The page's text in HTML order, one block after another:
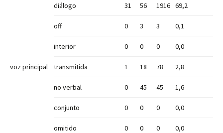
voz principal
diálogo 31 56 1916 69,2
off 0 3 3 0,1
interior 0 0 0 0,0
transmitida 1 18 78 2,8
no verbal 0 45 45 1,6
conjunto 0 0 0 0,0
omitido 0 0 0 0,0